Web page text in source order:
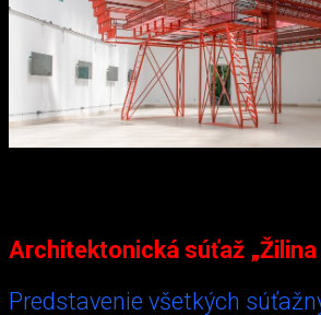
Architektonická súťaž „Žilina
Predstavenie všetkých